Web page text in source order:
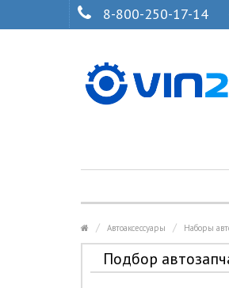
8-800-250-17-14
Автоаксессуары Наборы
Подбор